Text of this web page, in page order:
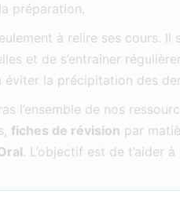
préparation.
à relire ses cours. Il
et de s’entraîner
éviter la précipitation des
l’ensemble de nos
fiches de révision par
. L’objectif est de t’aider